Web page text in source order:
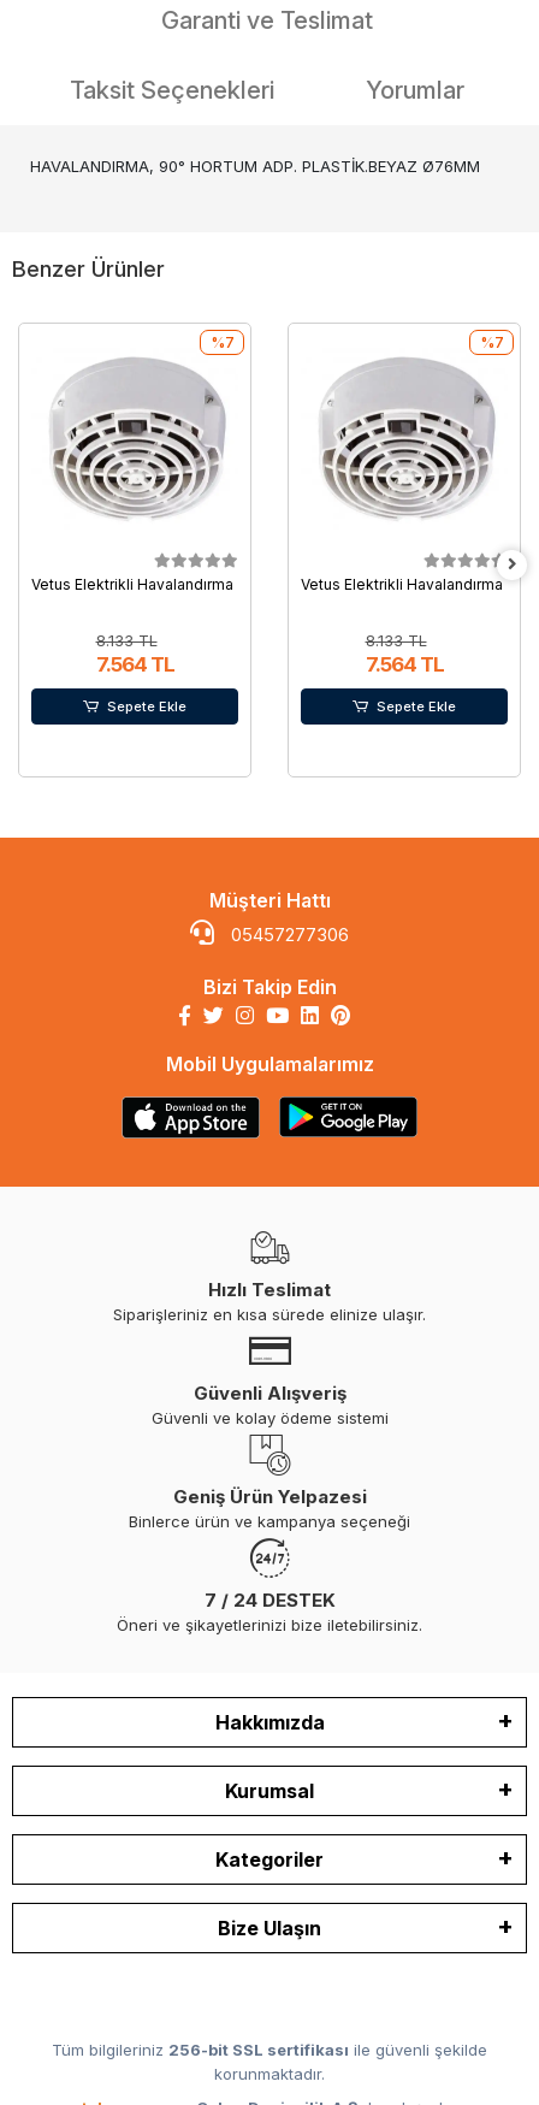
Garanti ve Teslimat
Taksit Seçenekleri Yorumlar
HAVALANDIRMA, 90° HORTUM ADP. PLASTİK.BEYAZ Ø76MM
Benzer Ürünler
Vetus Elektrikli Havalandırma
8.133 TL
7.564 TL
%7
Sepete Ekle
Vetus Elektrikli Havalandırma
8.133 TL
7.564 TL
%7
Sepete Ekle
Müşteri Hattı
05457277306
Bizi Takip Edin
Mobil Uygulamalarımız
Hızlı Teslimat
Siparişleriniz en kısa sürede elinize ulaşır.
Güvenli Alışveriş
Güvenli ve kolay ödeme sistemi
Geniş Ürün Yelpazesi
Binlerce ürün ve kampanya seçeneği
7 / 24 DESTEK
Öneri ve şikayetlerinizi bize iletebilirsiniz.
Hakkımızda
Kurumsal
Kategoriler
Bize Ulaşın
Tüm bilgileriniz 256-bit SSL sertifikası ile güvenli şekilde
korunmaktadır.